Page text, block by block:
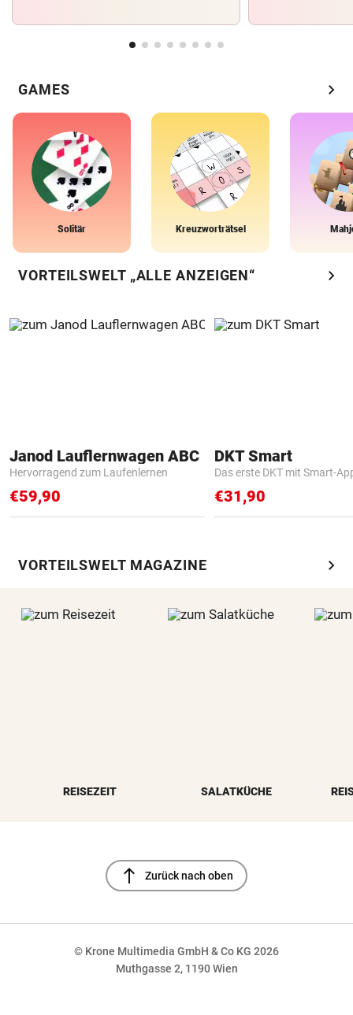
GAMES chevron_right
Solitär Kreuzworträtsel
VORTEILSWELT „ALLE ANZEIGEN“ chevron_right
Janod Lauflernwagen ABC
Hervorragend zum Laufenlernen
€59,90
DKT Smart
Das erste DKT mit Smart-
€31,90
VORTEILSWELT MAGAZINE chevron_right
REISEZEIT SALATKÜCHE
north Zurück nach oben
© Krone Multimedia GmbH & Co KG 2026
Muthgasse 2, 1190 Wien